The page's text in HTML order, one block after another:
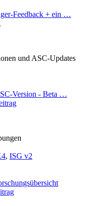
Feedback + ein …
und ASC-Updates
Version - Beta …
, ISG v2